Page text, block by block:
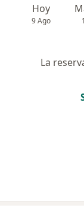
Hoy
9 Ago
La